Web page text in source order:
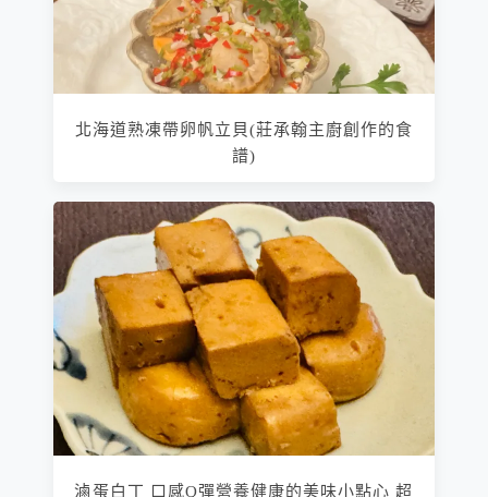
北海道熟凍帶卵帆立貝(莊承翰主廚創作的食
譜)
滷蛋白丁 口感Q彈營養健康的美味小點心 超